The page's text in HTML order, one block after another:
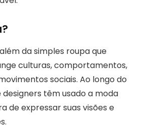
da simples roupa que
culturas, comportamentos,
sociais. Ao longo do
têm usado a moda
de expressar suas visões e